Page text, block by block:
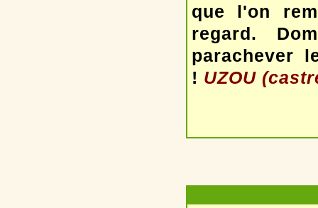
que l'on
regard.
parachever
! UZOU